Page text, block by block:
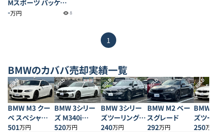
Mスポーツ パッケー
ジ
-万円 8
1
BMWのカババ売却実績一覧
SOLD
BMW M3 クー
ペ スペシャルエ
ディション
501万円
SOLD
BMW 3シリー
ズ M340i
xDrive
520万円
SOLD
BMW 3シリー
ズツーリング
330i Mスポー
240万円
SOLD
BMW M2 ベー
スグレード
292万円
SOLD
BMW
ズツー
320d
250万円